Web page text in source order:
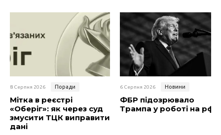
8 Серпня 2026 Поради
Мітка в реєстрі
«Оберіг»: як через суд
змусити ТЦК виправити
дані
6 Серпня 2026 Новини
ФБР підозрювало
Трампа у роботі на рф